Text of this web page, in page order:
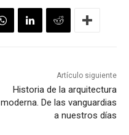
Artículo siguiente
Historia de la arquitectura
moderna. De las vanguardias
a nuestros días